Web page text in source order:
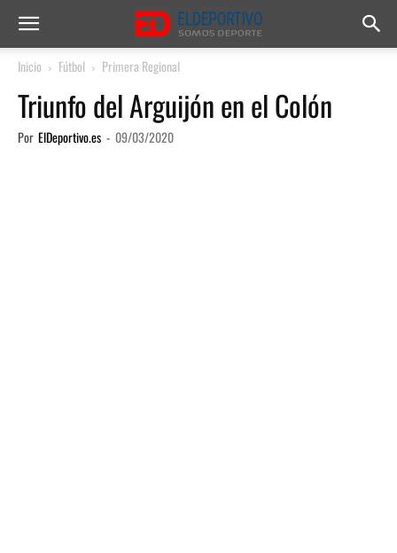
Inicio Fútbol Primera Regional
Triunfo del Arguijón en el Colón
Por ElDeportivo.es - 09/03/2020